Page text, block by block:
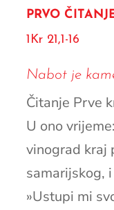
PRVO
1Kr 21,1-16
Nabot je
Čitanje Prve
U ono
vinograd kraj
samarijskog,
»Ustupi mi